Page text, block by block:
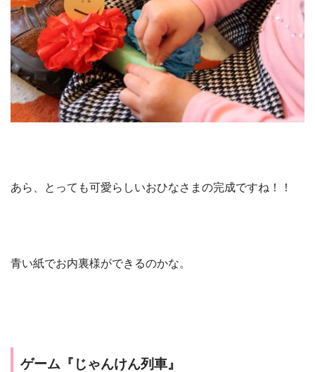
あら、とっても可愛らしいおひなさまの完成ですね！！
青い紙でお内裏様ができるのかな。
ゲーム『じゃんけん列車』